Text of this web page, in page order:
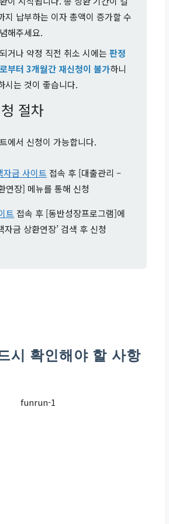
0.2%p
지 납부하는 이자 총액이 증가할 수
해주세요.
거나 약정 직전 취소 시에는판정
부터 3개월간 재신청이 불가하니
시는 것이 좋습니다.
절차
에서 신청이 가능합니다.
자금 사이트 접속 후 [대출관리 –
연장] 메뉴를 통해 신청
트 접속 후 [동반성장프로그램]에
자금 상환연장’ 검색 후 신청
시 확인해야 할 사항
funrun-1